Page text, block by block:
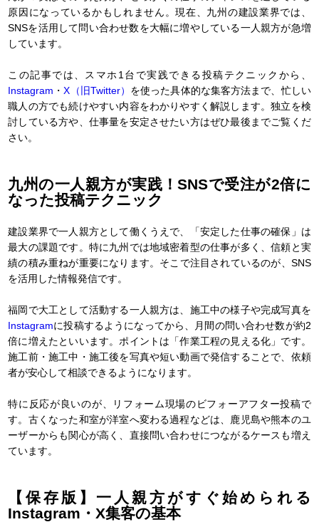
原因になっているかもしれません。現在、九州の建設業界では、
SNSを活用して問い合わせ数を大幅に増やしている一人親方が急増
しています。
この記事では、スマホ1台で実践できる投稿テクニックから、
Instagram ・X（旧Twitter） を使った具体的な集客方法まで、忙しい
職人の方でも続けやすい内容をわかりやすく解説します。独立を検
討している方や、仕事量を安定させたい方はぜひ最後までご覧くだ
さい。
九州の一人親方が実践！SNSで受注が2倍に
なった投稿テクニック
建設業界で一人親方として働くうえで、「安定した仕事の確保」は
最大の課題です。特に九州では地域密着型の仕事が多く、信頼と実
績の積み重ねが重要になります。そこで注目されているのが、SNS
を活用した情報発信です。
福岡で大工として活動する一人親方は、施工中の様子や完成写真を
Instagramに投稿するようになってから、月間の問い合わせ数が約2
倍に増えたといいます。ポイントは「作業工程の見える化」です。
施工前・施工中・施工後を写真や短い動画で発信することで、依頼
者が安心して相談できるようになります。
特に反応が良いのが、リフォーム現場のビフォーアフター投稿で
す。古くなった和室が洋室へ変わる過程などは、鹿児島や熊本のユ
ーザーからも関心が高く、直接問い合わせにつながるケースも増え
ています。
【保存版】一人親方がすぐ始められる
Instagram・X集客の基本